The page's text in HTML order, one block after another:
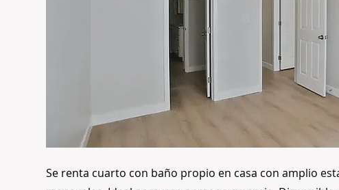
Se renta cuarto con baño propio en casa con amplio